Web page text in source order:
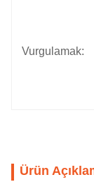
Vurgulamak:
Ürün